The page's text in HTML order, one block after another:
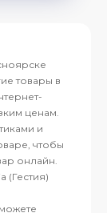
товары в
ценам.
и
чтобы
онлайн.
(Гестия)